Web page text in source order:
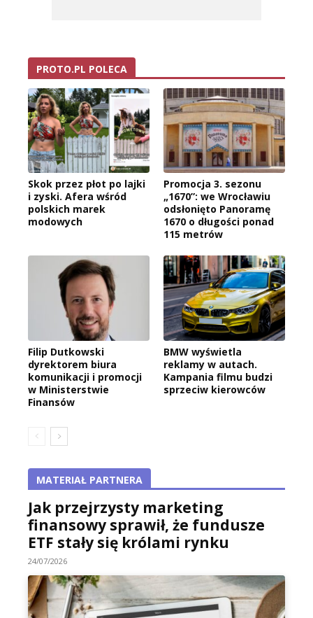
PROTO.PL POLECA
Skok przez płot po lajki
i zyski. Afera wśród
polskich marek
modowych
Promocja 3. sezonu
„1670”: we Wrocławiu
odsłonięto Panoramę
1670 o długości ponad
115 metrów
Filip Dutkowski
dyrektorem biura
komunikacji i promocji
w Ministerstwie
Finansów
BMW wyświetla
reklamy w autach.
Kampania filmu budzi
sprzeciw kierowców
MATERIAŁ PARTNERA
Jak przejrzysty marketing
finansowy sprawił, że fundusze
ETF stały się królami rynku
24/07/2026